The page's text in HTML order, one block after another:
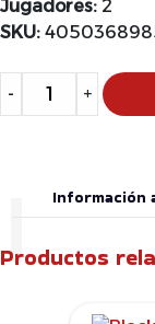
Jugadores: 2
SKU:
- +
Alternative:
Información
Productos